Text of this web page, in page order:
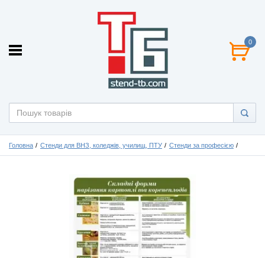
0
Головна Стенди для ВНЗ, коледжів, училищ, ПТУ Стенди за професією